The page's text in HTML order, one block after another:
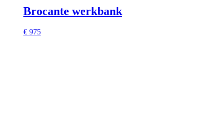
Brocante werkbank
€ 975